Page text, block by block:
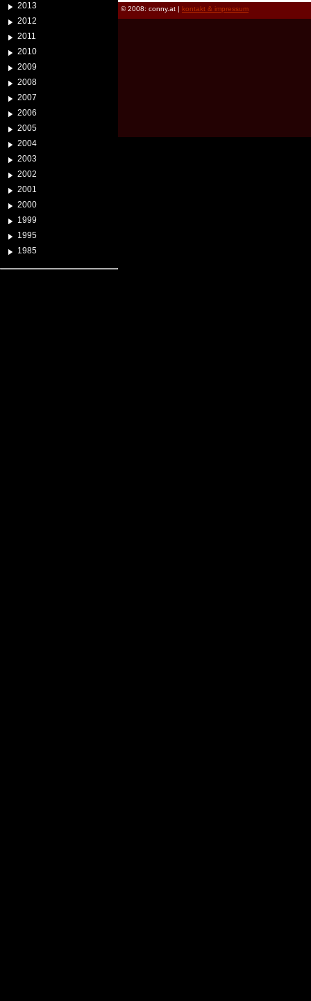
2013
2012
2011
2010
2009
2008
2007
2006
2005
2004
2003
2002
2001
2000
1999
1995
1985
© 2008: conny.at | kontakt & impressum